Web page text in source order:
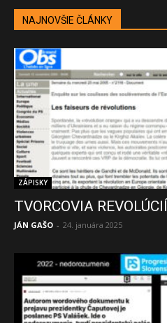
NAJNOVŠIE ČLÁNKY
ZÁPISKY
TVORCOVIA REVOLÚCIÍ
JÁN GAŠO - 24. januára 2025